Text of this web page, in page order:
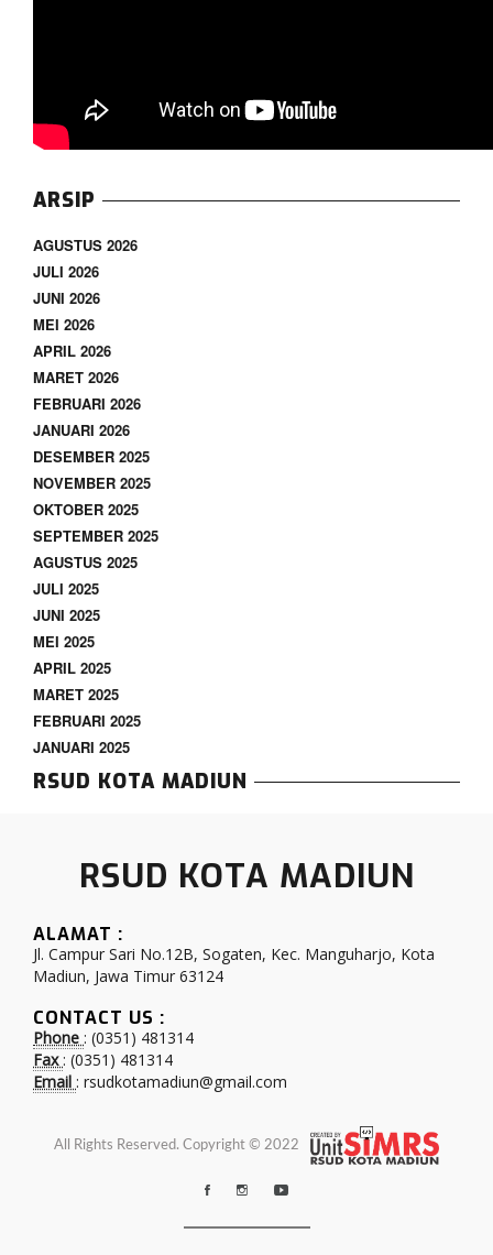
ARSIP
AGUSTUS 2026
JULI 2026
JUNI 2026
MEI 2026
APRIL 2026
MARET 2026
FEBRUARI 2026
JANUARI 2026
DESEMBER 2025
NOVEMBER 2025
OKTOBER 2025
SEPTEMBER 2025
AGUSTUS 2025
JULI 2025
JUNI 2025
MEI 2025
APRIL 2025
MARET 2025
FEBRUARI 2025
JANUARI 2025
RSUD KOTA MADIUN
RSUD KOTA MADIUN
ALAMAT :
Jl. Campur Sari No.12B, Sogaten, Kec. Manguharjo, Kota
Madiun, Jawa Timur 63124
CONTACT US :
Phone : (0351) 481314
Fax : (0351) 481314
Email : rsudkotamadiun@gmail.com
All Rights Reserved. Copyright © 2022